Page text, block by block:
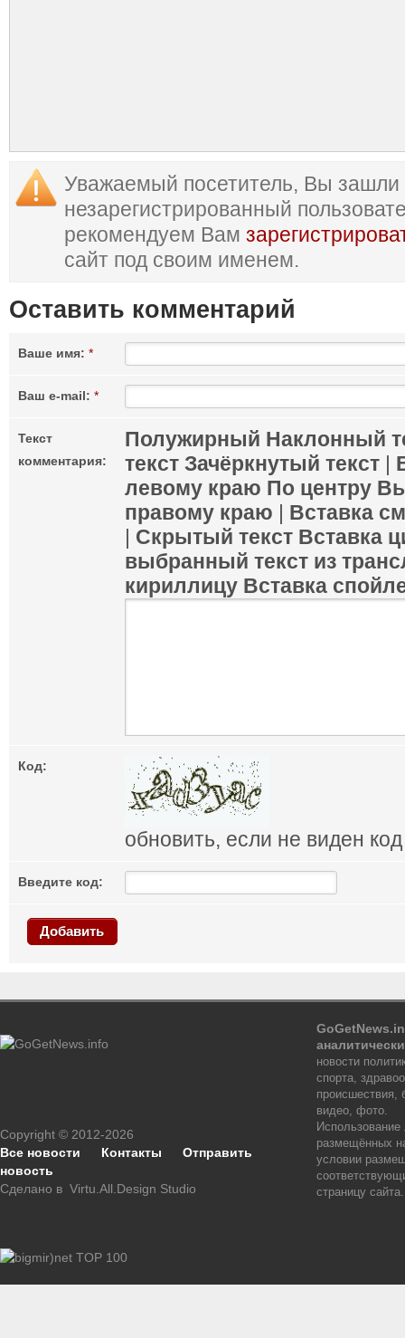
Уважаемый посетитель, Вы зашли
незарегистрированный
рекомендуем Вам
сайт под своим именем.
Оставить комментарий
Ваше имя: *
Ваш e-mail: *
Текст
комментария:
Полужирный Наклонный
текст Зачёркнутый текст |
левому краю По центру
правому краю | Вставка
| Скрытый текст Вставка
выбранный текст из
кириллицу Вставка
Код:
обновить, если не виден код
Введите код:
Добавить
Copyright © 2012-2026
Все новости
Контакты
Отправить
новость
Сделано в Virtu.All.Design Studio
новости
спорта,
происшествия,
видео, фото.
размещённых
условии
страницу сайта.